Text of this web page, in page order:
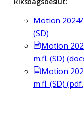
Riksdagsbeslut
Motion 2024/
(SD)
Motion
m.fl. (SD) (
Motion
m.fl. (SD) (pdf,